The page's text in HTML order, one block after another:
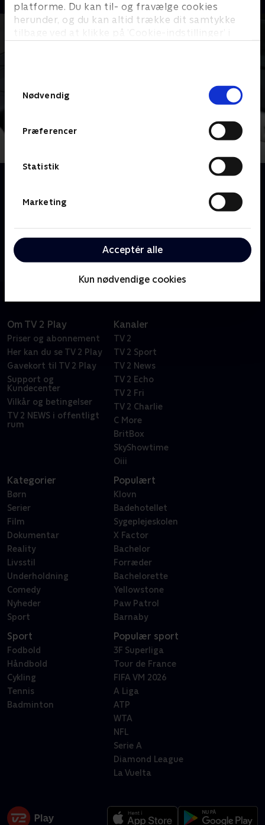
platforme. Du kan til- og fravælge cookies
herunder, og du kan altid trække dit samtykke
tilbage ved at klikke på ’Cookie-indstillinger’ i
Nødvendig
Præferencer
Statistik
Marketing
Acceptér alle
Kun nødvendige cookies
Nu kan du se noget så originalt som en comedy-
reportage-serie! Det er komikerne Martin Høgsted
hjælp af en stjernerække af Danmarks sjoveste
personligheder. Så hvis du er i tvivl om, hvordan
danskerne egentlig er, så skal du blot se på
programmets brede persongalleri !
Om TV 2 Play
Priser og abonnement
Her kan du se TV 2 Play
Gavekort til TV 2 Play
Support og
Kundecenter
Vilkår og betingelser
TV 2 NEWS i offentligt
rum
Kanaler
TV 2
TV 2 Sport
TV 2 News
TV 2 Echo
TV 2 Fri
TV 2 Charlie
C More
BritBox
SkyShowtime
Oiii
Kategorier
Børn
Serier
Film
Dokumentar
Reality
Livsstil
Underholdning
Comedy
Nyheder
Sport
Populært
Klovn
Badehotellet
Sygeplejeskolen
X Factor
Bachelor
Forræder
Bachelorette
Yellowstone
Paw Patrol
Barnaby
Sport
Fodbold
Håndbold
Cykling
Tennis
Badminton
Populær sport
3F Superliga
Tour de France
FIFA VM 2026
A Liga
ATP
WTA
NFL
Serie A
Diamond League
La Vuelta